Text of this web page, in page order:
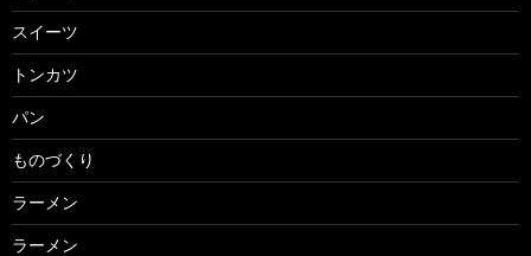
スイーツ
トンカツ
パン
ものづくり
ラーメン
ラーメン